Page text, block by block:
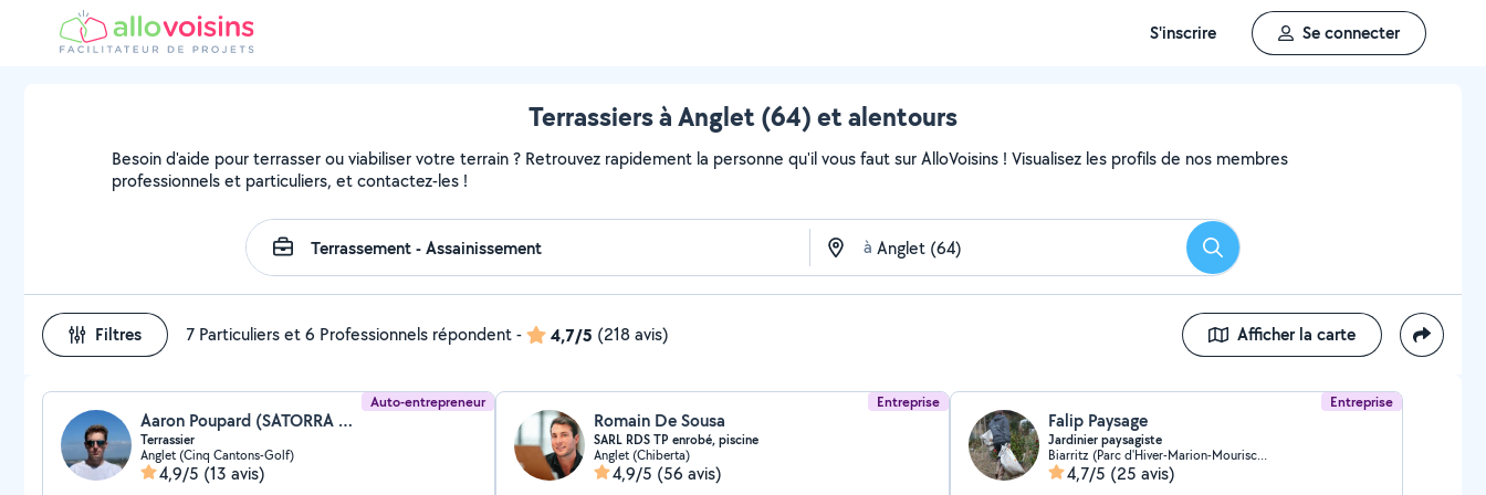
S'inscrire Se connecter
Terrassiers à Anglet (64) et alentours
Besoin d'aide pour terrasser ou viabiliser votre terrain ? Retrouvez rapidement la personne qu'il vous faut sur AlloVoisins ! Visualisez les profils de nos membres
professionnels et particuliers, et contactez-les !
à Rechercher
Filtres 7 Particuliers et 6 Professionnels répondent- 4,7/5 (218 avis) Afficher la carte
Auto-entrepreneur
Aaron Poupard (SATORRA TP)
Terrassier
Anglet (Cinq Cantons-Golf)
4,9/5 (13 avis)
Entreprise
Romain De Sousa
SARL RDS TP enrobé, piscine
Anglet (Chiberta)
4,9/5 (56 avis)
Entreprise
Falip Paysage
Jardinier paysagiste
Biarritz (Parc d'Hiver-Marion-Mouriscot)
4,7/5 (25 avis)